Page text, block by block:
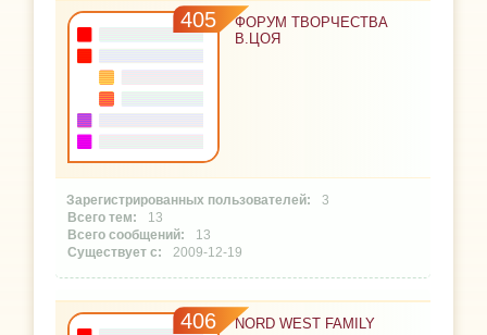
405
ФОРУМ ТВОРЧЕСТВА
В.ЦОЯ
3
13
13
2009-12-19
406 NORD WEST FAMILY